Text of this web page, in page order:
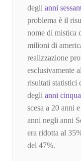
degli anni
problema è il
nome di mistica
milioni di
realizzazione
esclusivamente
risultati statistici
degli anni
scesa a 20 anni
anni negli anni
era ridotta al
del 47%.